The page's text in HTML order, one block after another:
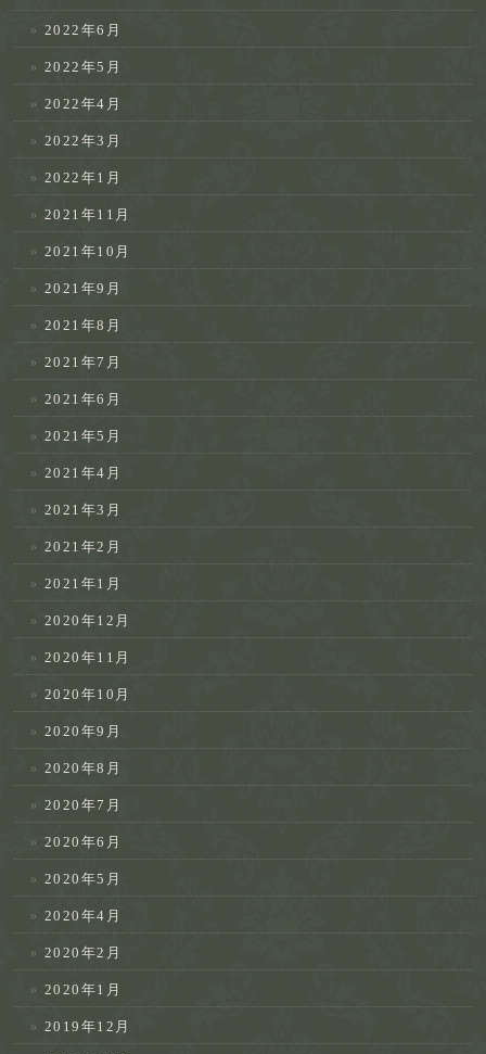
2022年6月
2022年5月
2022年4月
2022年3月
2022年1月
2021年11月
2021年10月
2021年9月
2021年8月
2021年7月
2021年6月
2021年5月
2021年4月
2021年3月
2021年2月
2021年1月
2020年12月
2020年11月
2020年10月
2020年9月
2020年8月
2020年7月
2020年6月
2020年5月
2020年4月
2020年2月
2020年1月
2019年12月